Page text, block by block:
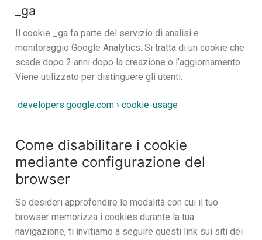
_ga
Il cookie _ga fa parte del servizio di analisi e
monitoraggio Google Analytics. Si tratta di un cookie che
scade dopo 2 anni dopo la creazione o l’aggiornamento.
Viene utilizzato per distinguere gli utenti.
developers.google.com › cookie-usage
Come disabilitare i cookie
mediante configurazione del
browser
Se desideri approfondire le modalità con cui il tuo
browser memorizza i cookies durante la tua
navigazione, ti invitiamo a seguire questi link sui siti dei